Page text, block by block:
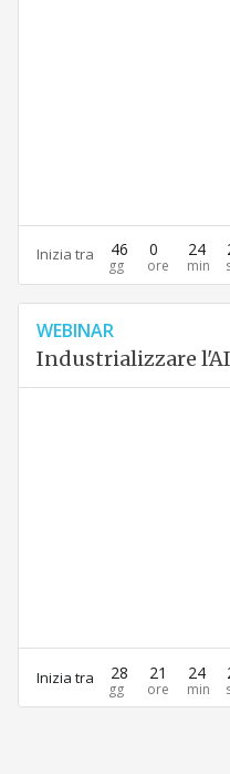
Inizia tra 46 0 24
WEBINAR
Industrializzare
Inizia tra 28 21 24